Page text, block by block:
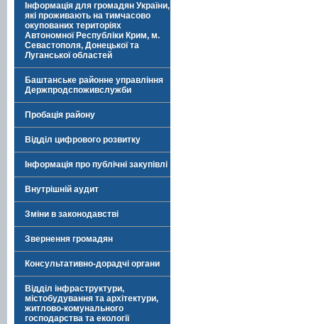
Інформація для громадян України,
які проживають на тимчасово
окупованих територіях
Автономної Республіки Крим, м.
Севастополя, Донецької та
Луганської областей
Баштанське районне управління
Держпродспоживслужби
Пробація району
Відділ цифрового розвитку
Інформація про публічні закупівлі
Внутрішній аудит
Зміни в законодавстві
Звернення громадян
Консультативно-дорадчі органи
Відділ інфраструктури,
містобудування та архітектури,
житлово-комунального
господарства та екології